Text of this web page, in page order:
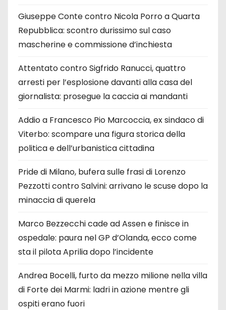
Giuseppe Conte contro Nicola Porro a Quarta
Repubblica: scontro durissimo sul caso
mascherine e commissione d’inchiesta
Attentato contro Sigfrido Ranucci, quattro
arresti per l’esplosione davanti alla casa del
giornalista: prosegue la caccia ai mandanti
Addio a Francesco Pio Marcoccia, ex sindaco di
Viterbo: scompare una figura storica della
politica e dell’urbanistica cittadina
Pride di Milano, bufera sulle frasi di Lorenzo
Pezzotti contro Salvini: arrivano le scuse dopo la
minaccia di querela
Marco Bezzecchi cade ad Assen e finisce in
ospedale: paura nel GP d’Olanda, ecco come
sta il pilota Aprilia dopo l’incidente
Andrea Bocelli, furto da mezzo milione nella villa
di Forte dei Marmi: ladri in azione mentre gli
ospiti erano fuori